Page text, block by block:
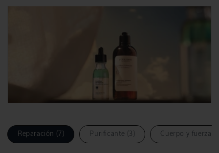
Reparación (7) Purificante (3) Cuerpo y fuerza